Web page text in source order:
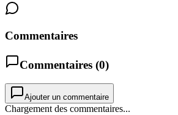
Commentaires
Commentaires (0)
Ajouter un commentaire
Chargement des commentaires...